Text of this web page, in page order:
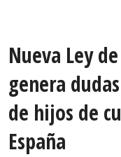
Nueva Ley
genera
de hijos de
España